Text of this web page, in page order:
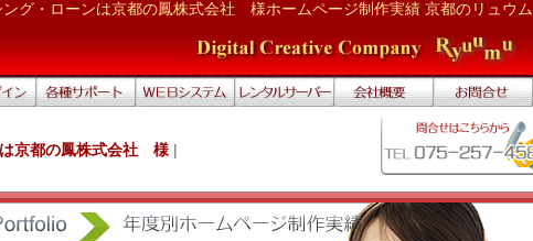
ング・ローンは京都の鳳株式会社 様ホームページ制作実績 京都のリュウム
京都の鳳株式会社 様|